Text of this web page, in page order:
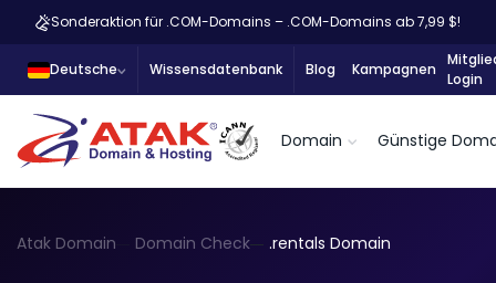
Sonderaktion für .COM-Domains – .COM-Domains ab 7,99 $!
Deutsche Wissensdatenbank Blog Kampagnen
Login
Domain Günstige
Atak Domain Domain Check .rentals Domain